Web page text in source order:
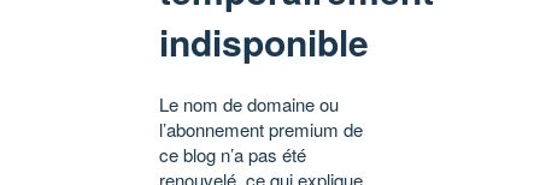
indisponible
Le nom de domaine ou
l’abonnement premium de
ce blog n’a pas été
renouvelé, ce qui explique